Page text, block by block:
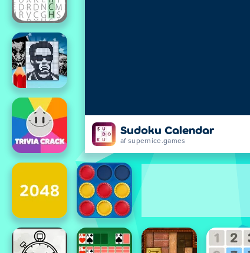
Sudoku Calendar
af supernice.games